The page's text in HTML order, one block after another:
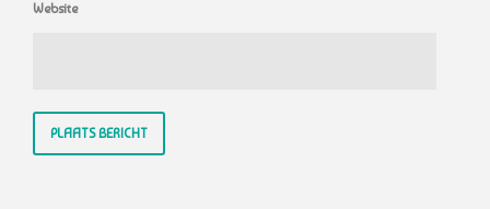
Website